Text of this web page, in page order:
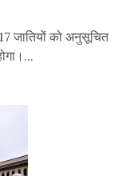
जातियों को अनुसूचित